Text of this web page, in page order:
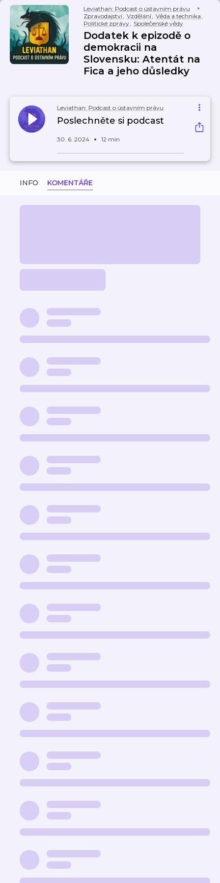
Leviathan: Podcast o ústavním právu
Zpravodajství, Vzdělání, Věda a technika,
Politické zprávy, Společenské vědy
Dodatek k epizodě o
demokracii na
Slovensku: Atentát na
Fica a jeho důsledky
Leviathan: Podcast o ústavním právu
Poslechněte si podcast
30. 6. 2024 12 min
INFO KOMENTÁŘE